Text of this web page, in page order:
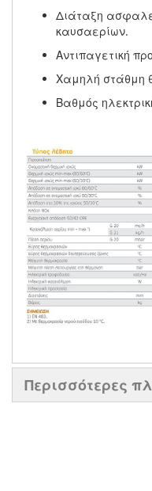
Διάταξη
καυσαερίων.
Αντιπαγετική
Χαμηλή στάθμη
Βαθμός
Περισσότερες